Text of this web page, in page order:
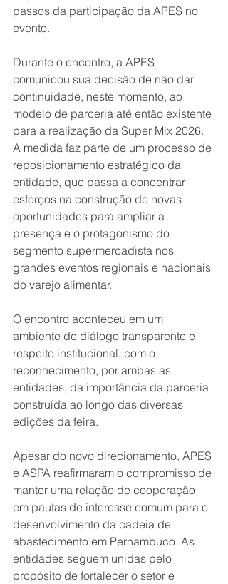
passos da participação da APES no
evento.
Durante o encontro, a APES
comunicou sua decisão de não dar
continuidade, neste momento, ao
modelo de parceria até então existente
para a realização da Super Mix 2026.
A medida faz parte de um processo de
reposicionamento estratégico da
entidade, que passa a concentrar
esforços na construção de novas
oportunidades para ampliar a
presença e o protagonismo do
segmento supermercadista nos
grandes eventos regionais e nacionais
do varejo alimentar.
O encontro aconteceu em um
ambiente de diálogo transparente e
respeito institucional, com o
reconhecimento, por ambas as
entidades, da importância da parceria
construída ao longo das diversas
edições da feira.
Apesar do novo direcionamento, APES
e ASPA reafirmaram o compromisso de
manter uma relação de cooperação
em pautas de interesse comum para o
desenvolvimento da cadeia de
abastecimento em Pernambuco. As
entidades seguem unidas pelo
propósito de fortalecer o setor e